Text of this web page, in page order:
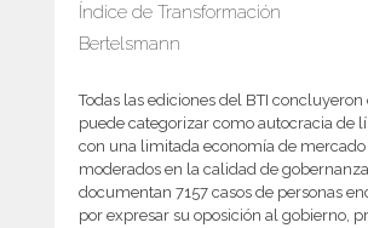
Índice de Transformación
Bertelsmann
Todas las ediciones del BTI concluyeron
puede categorizar como autocracia de
con una limitada economía de
moderados en la calidad de
documentan 7157 casos de personas
por expresar su oposición al gobierno,